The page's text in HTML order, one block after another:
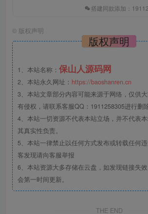
搭建同款添加：
© 版权声明
版权声明
1、本站名称： 保山人源码网
2、本站永久网址： https://baoshanren.cn
3、本站文章部分内容可能来源于网络，仅供
有侵权，请联系客服QQ：1911258305进行删除
4、本站一切资源不代表本站立场，并不代表
其真实性负责。
5、本站一律禁止以任何方式发布或转载任何
客发现请向客服举报
6、本站资源大多存储在云盘，如发现链接失
会第一时间更新。
THE END